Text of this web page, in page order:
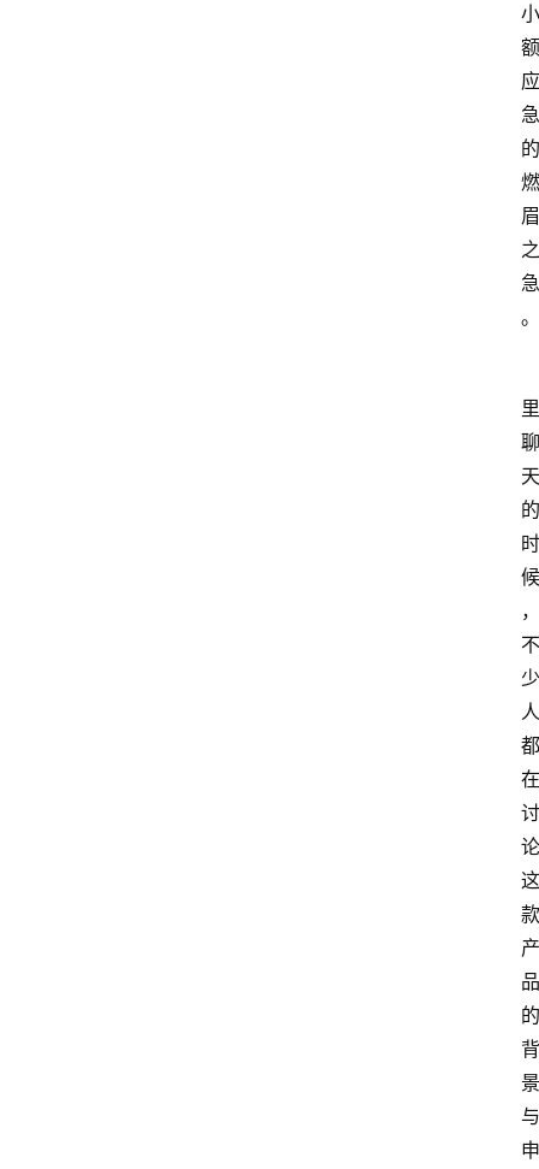
小
额
应
急
的
燃
眉
之
急
。
里
聊
天
的
时
候
，
不
少
人
都
在
讨
论
这
款
产
品
的
背
景
与
申